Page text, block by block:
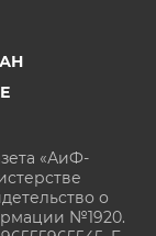
«АиФ-
о
№1920.